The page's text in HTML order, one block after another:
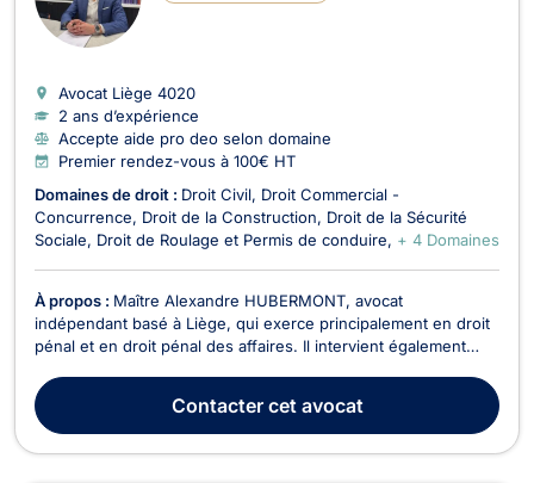
Avocat Liège 4020
2 ans d’expérience
Accepte aide pro deo selon domaine
Premier rendez-vous à 100€ HT
Domaines de droit : Droit Civil Droit Commercial -
Concurrence
Droit de la Construction
Droit de la Sécurité
Sociale
Droit de Roulage et Permis de conduire + 4 Domaines
À propos : Maître Alexandre HUBERMONT, avocat
indépendant basé à Liège, qui exerce principalement en droit
pénal et en droit pénal des affaires. Il intervient également
roulage et permis de conduire, le droit civil, le droit des
affaires, le droit de la sécurité sociale, le ...
Contactercet avocat